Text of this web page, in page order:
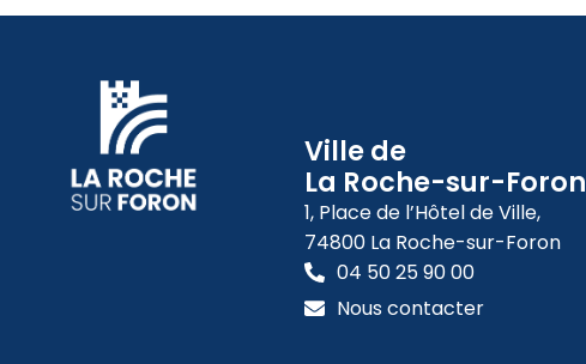
Ville de
La Roche-sur-Foron
1, Place de l’Hôtel de Ville,
74800 La Roche-sur-Foron
04 50 25 90 00
Nous contacter